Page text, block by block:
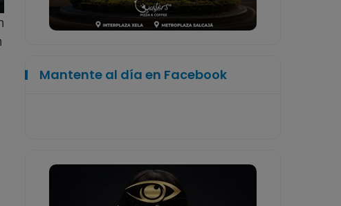
Mantente al día en Facebook